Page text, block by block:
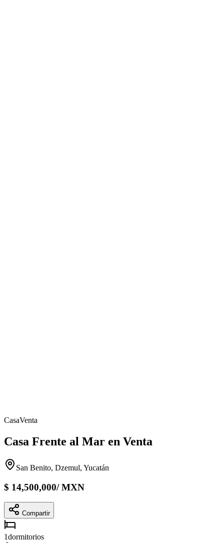
CasaVenta
Casa Frente al Mar en Venta
San Benito, Dzemul, Yucatán
$ 14,500,000/MXN
Compartir
1dormitorios